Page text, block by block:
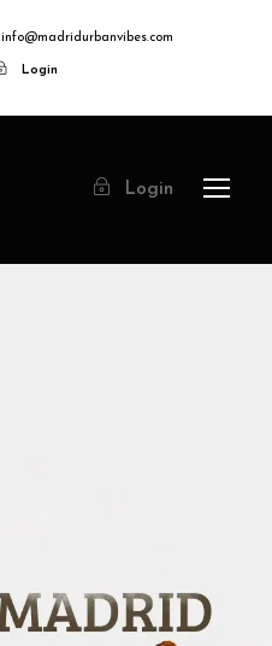
info@madridurbanvibes.com
Login
Login